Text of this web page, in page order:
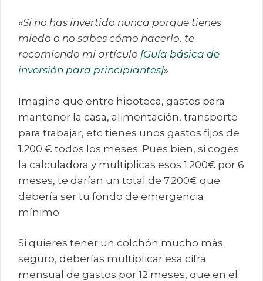
«Si no has invertido nunca porque tienes
miedo o no sabes cómo hacerlo, te
recomiendo mi artículo [Guía básica de
inversión para principiantes]»
Imagina que entre hipoteca, gastos para
mantener la casa, alimentación, transporte
para trabajar, etc tienes unos gastos fijos de
1.200 € todos los meses. Pues bien, si coges
la calculadora y multiplicas esos 1.200€ por 6
meses, te darían un total de 7.200€ que
debería ser tu fondo de emergencia
mínimo.
Si quieres tener un colchón mucho más
seguro, deberías multiplicar esa cifra
mensual de gastos por 12 meses, que en el